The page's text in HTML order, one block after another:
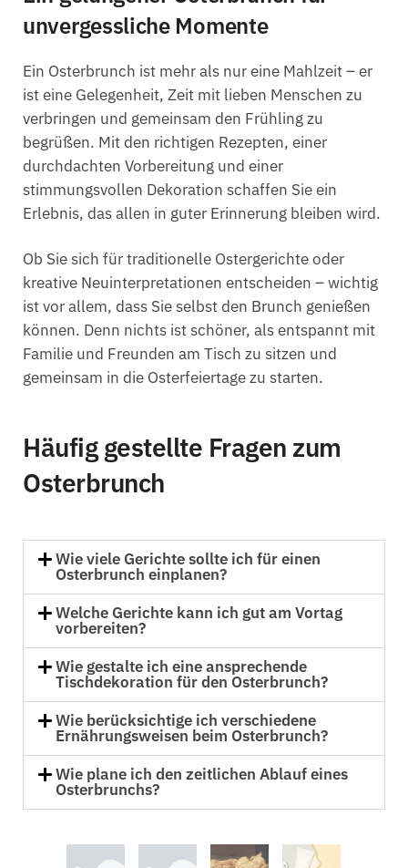
unvergessliche Momente
Ein Osterbrunch ist mehr als nur eine Mahlzeit – er
ist eine Gelegenheit, Zeit mit lieben Menschen zu
verbringen und gemeinsam den Frühling zu
begrüßen. Mit den richtigen Rezepten, einer
durchdachten Vorbereitung und einer
stimmungsvollen Dekoration schaffen Sie ein
Erlebnis, das allen in guter Erinnerung bleiben wird.
Ob Sie sich für traditionelle Ostergerichte oder
kreative Neuinterpretationen entscheiden – wichtig
ist vor allem, dass Sie selbst den Brunch genießen
können. Denn nichts ist schöner, als entspannt mit
Familie und Freunden am Tisch zu sitzen und
gemeinsam in die Osterfeiertage zu starten.
Häufig gestellte Fragen zum
Osterbrunch
Wie viele Gerichte sollte ich für einen
Osterbrunch einplanen?
Welche Gerichte kann ich gut am Vortag
vorbereiten?
Wie gestalte ich eine ansprechende
Tischdekoration für den Osterbrunch?
Wie berücksichtige ich verschiedene
Ernährungsweisen beim Osterbrunch?
Wie plane ich den zeitlichen Ablauf eines
Osterbrunchs?